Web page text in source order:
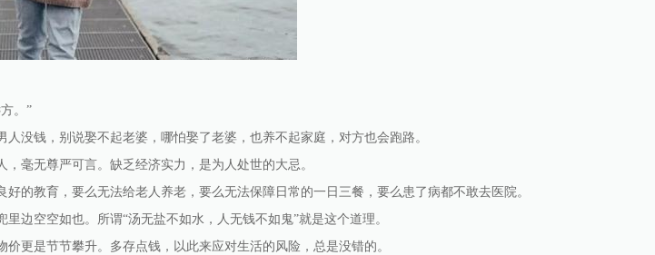
。”
没钱，别说娶不起老婆，哪怕娶了老婆，也养不起家庭，对方也会跑路。
毫无尊严可言。缺乏经济实力，是为人处世的大忌。
的教育，要么无法给老人养老，要么无法保障日常的一日三餐，要么患了病都不敢去医院。
边空空如也。所谓“汤无盐不如水，人无钱不如鬼”就是这个道理。
更是节节攀升。多存点钱，以此来应对生活的风险，总是没错的。